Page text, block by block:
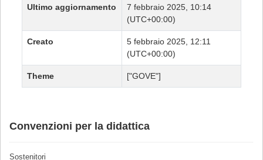
Convenzioni per la didattica
Sostenitori
Ultimo aggiornamento
7 febbraio 2025, 10:14
(UTC+00:00)
Creato
5 febbraio 2025, 12:11
(UTC+00:00)
Theme ["GOVE"]